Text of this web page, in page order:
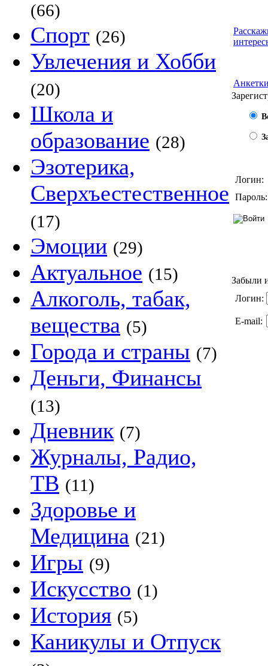
(66)
Спорт (26)
Увлечения и Хобби
(20)
Школа и
образование (28)
Эзотерика,
Сверхъестественное
(17)
Эмоции (29)
Актуальное (15)
Алкоголь, табак,
вещества (5)
Города и страны (7)
Деньги, Финансы
(13)
Дневник (7)
Журналы, Радио,
ТВ (11)
Здоровье и
Медицина (21)
Игры (9)
Искусство (1)
История (5)
Каникулы и Отпуск
Логин:
Пароль:
Забыли
Логин:
E-mail: